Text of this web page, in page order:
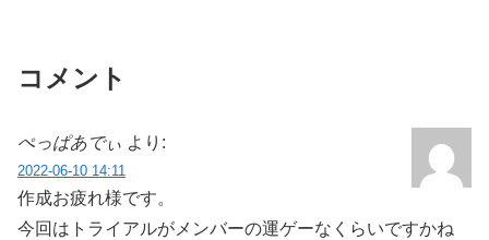
コメント
ぺっぱあでぃ より:
2022-06-10 14:11
作成お疲れ様です。
今回はトライアルがメンバーの運ゲーなくらいですかね